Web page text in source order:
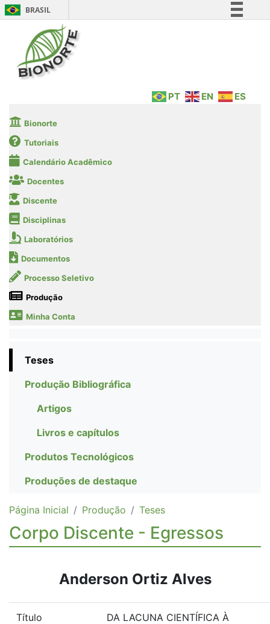
BRASIL
Legislação
PT EN ES
Bionorte
Tutoriais
Calendário Acadêmico
Docentes
Discente
Disciplinas
Laboratórios
Documentos
Processo Seletivo
Produção
Minha Conta
Teses
Produção Bibliográfica
Artigos
Livros e capítulos
Produtos Tecnológicos
Produções de destaque
Página Inicial Produção Teses
Corpo Discente - Egressos
Anderson Ortiz Alves
Título
DA LACUNA CIENTÍFICA À